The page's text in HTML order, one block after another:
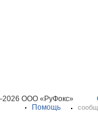
ООО «РуФокс»
Помощь